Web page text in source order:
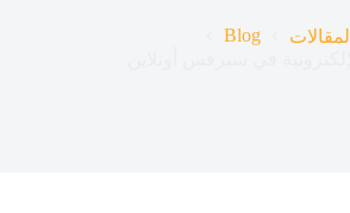
المقالات
Blog